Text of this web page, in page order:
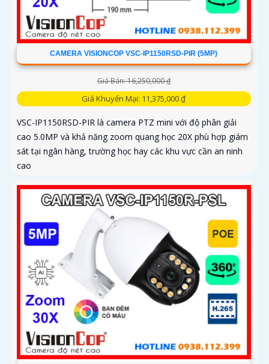
CAMERA VISIONCOP VSC-IP1150RSD-PIR (5MP)
Giá Bán: 16,250,000 ₫
Giá Khuyến Mại: 11,375,000 ₫
VSC-IP1150RSD-PIR là camera PTZ mini với độ phân giải
cao 5.0MP và khả năng zoom quang học 20X phù hợp giám
sát tại ngân hàng, trường học hay các khu vực cần an ninh
cao